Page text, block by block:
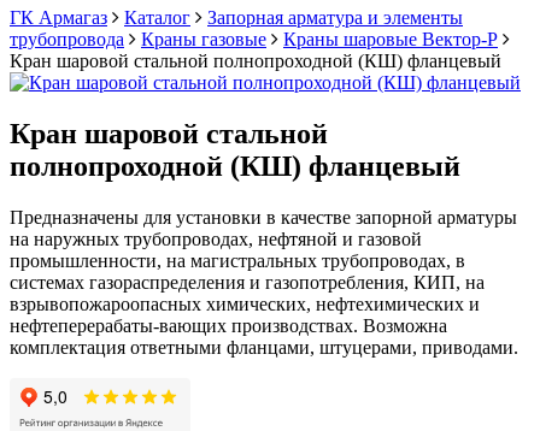
ГК Армагаз
Каталог
Запорная арматура и элементы
трубопровода
Краны газовые
Краны шаровые Вектор-Р
Кран шаровой стальной полнопроходной (КШ) фланцевый
Кран шаровой стальной
полнопроходной (КШ) фланцевый
Предназначены для установки в качестве запорной арматуры
на наружных трубопроводах, нефтяной и газовой
промышленности, на магистральных трубопроводах, в
системах газораспределения и газопотребления, КИП, на
взрывопожароопасных химических, нефтехимических и
нефтеперерабаты-вающих производствах. Возможна
комплектация ответными фланцами, штуцерами, приводами.